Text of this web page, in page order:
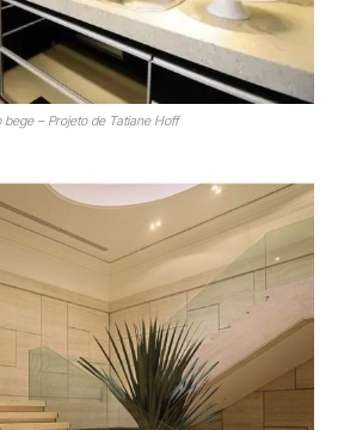
bege – Projeto de Tatiane Hoff